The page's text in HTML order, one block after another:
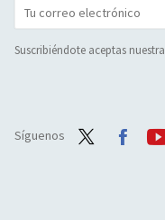
Suscribiéndote aceptas nuestra
Síguenos